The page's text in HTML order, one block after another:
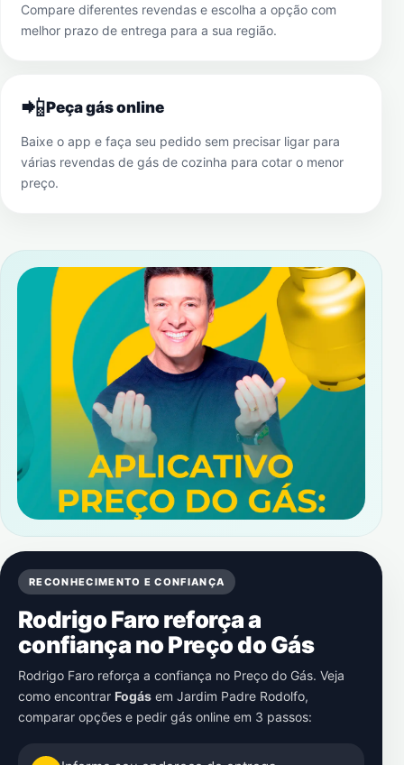
Compare diferentes revendas e escolha a opção com
melhor prazo de entrega para a sua região.
📲Peça gás online
Baixe o app e faça seu pedido sem precisar ligar para
várias revendas de gás de cozinha para cotar o menor
preço.
RECONHECIMENTO E CONFIANÇA
Rodrigo Faro reforça a
confiança no Preço do Gás
Rodrigo Faro reforça a confiança no Preço do Gás. Veja
como encontrar Fogás em Jardim Padre Rodolfo,
comparar opções e pedir gás online em 3 passos: